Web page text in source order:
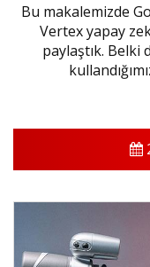
Bu makalemizde
Vertex yapay
paylaştık. Belki